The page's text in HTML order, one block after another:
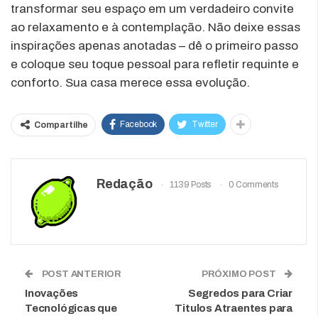
transformar seu espaço em um verdadeiro convite
ao relaxamento e à contemplação. Não deixe essas
inspirações apenas anotadas – dê o primeiro passo
e coloque seu toque pessoal para refletir requinte e
conforto. Sua casa merece essa evolução.
Compartilhe Facebook Twitter
Redação 1139 Posts 0 Comments
POST ANTERIOR
Inovações
Tecnológicas que
PRÓXIMO POST
Segredos para Criar
Titulos Atraentes para